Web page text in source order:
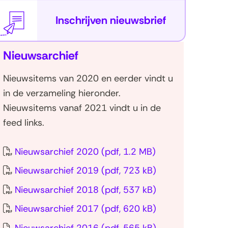
Inschrijven nieuwsbrief
Nieuwsarchief
Nieuwsitems van 2020 en eerder vindt u
in de verzameling hieronder.
Nieuwsitems vanaf 2021 vindt u in de
feed links.
Sla
navigatie
over
(Nieuwsarchief)
Nieuwsarchief 2020 (pdf, 1.2 MB)
Nieuwsarchief 2019 (pdf, 723 kB)
Nieuwsarchief 2018 (pdf, 537 kB)
Nieuwsarchief 2017 (pdf, 620 kB)